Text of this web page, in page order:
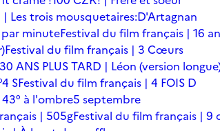
| Les trois mousquetaires:D'Artagnan
minuteFestival du film français | 16
Festival du film français | 3 Cœurs
30 ANS PLUS TARD | Léon (version
SFestival du film français | 4 FOIS D
à l'ombre5 septembre
| 505gFestival du film français | 9